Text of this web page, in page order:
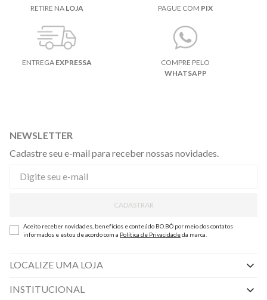
RETIRE NA LOJA PAGUE COM PIX
ENTREGA EXPRESSA
COMPRE PELO
WHATSAPP
NEWSLETTER
Cadastre seu e-mail para receber nossas novidades.
CADASTRAR
Aceito receber novidades, benefícios e conteúdo BO.BÔ por meio dos contatos
informados e estou de acordo com a Política de Privacidadeda marca.
LOCALIZE UMA LOJA
INSTITUCIONAL